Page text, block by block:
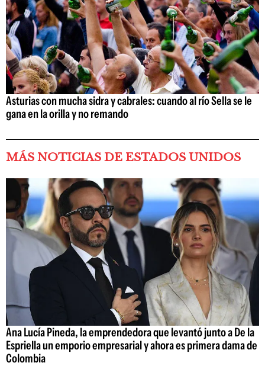
Asturias con mucha sidra y cabrales: cuando al río Sella se le
gana en la orilla y no remando
MÁS NOTICIAS DE ESTADOS UNIDOS
Ana Lucía Pineda, la emprendedora que levantó junto a De la
Espriella un emporio empresarial y ahora es primera dama de
Colombia